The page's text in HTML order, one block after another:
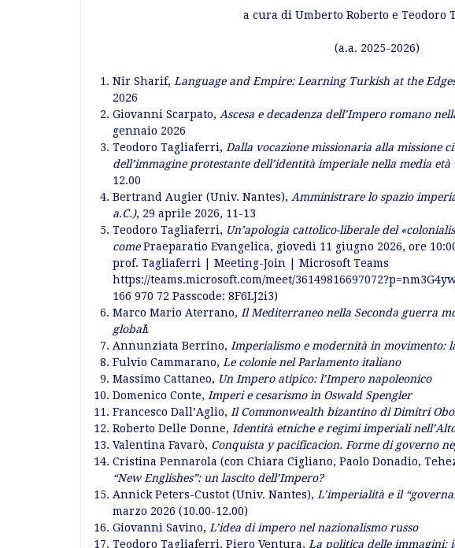
a cura di Umberto Roberto e Teodoro
(a.a. 2025-2026)
Nir Sharif, Language and Empire: Learning Turkish at the
2026
Giovanni Scarpato, Ascesa e decadenza dell’Impero romano
gennaio 2026
Teodoro Tagliaferri, Dalla vocazione missionaria alla missione
dell’immagine protestante dell’identità imperiale nella media
12.00
Bertrand Augier (Univ. Nantes), Amministrare lo spazio
a.C.), 29 aprile 2026, 11-13
Teodoro Tagliaferri, Un’apologia cattolico-liberale del
comePraeparatio Evangelica, giovedì 11 giugno 2026, ore
prof. Tagliaferri | Meeting-Join | Microsoft Teams
https://teams.microsoft.com/meet/
166 970 72 Passcode: 8F6LJ2i3)
Marco Mario Aterrano, Il Mediterraneo nella Seconda guerra
globali
Annunziata Berrino, Imperialismo e modernità in movimento:
Fulvio Cammarano, Le colonie nel Parlamento italiano
Massimo Cattaneo, Un Impero atipico: l’Impero napoleonico
Domenico Conte, Imperi e cesarismo in Oswald Spengler
Francesco Dall’Aglio, Il Commonwealth bizantino di Dimitri
Roberto Delle Donne, Identità etniche e regimi imperiali
Valentina Favarò, Conquista y pacificacion. Forme di governo
Cristina Pennarola (con Chiara Cigliano, Paolo Donadio,
“New Englishes”: un lascito dell’Impero?
Annick Peters-Custot (Univ. Nantes), L’imperialità e il
marzo 2026 (10.00-12.00)
Giovanni Savino, L’idea di impero nel nazionalismo russo
Teodoro Tagliaferri, Piero Ventura, La politica delle immagini: